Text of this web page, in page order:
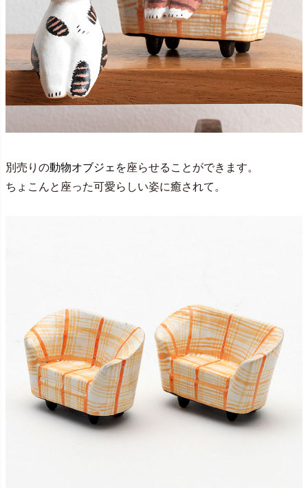
別売りの動物オブジェ を座らせることができます。
ちょこんと座った可愛らしい姿に癒されて。